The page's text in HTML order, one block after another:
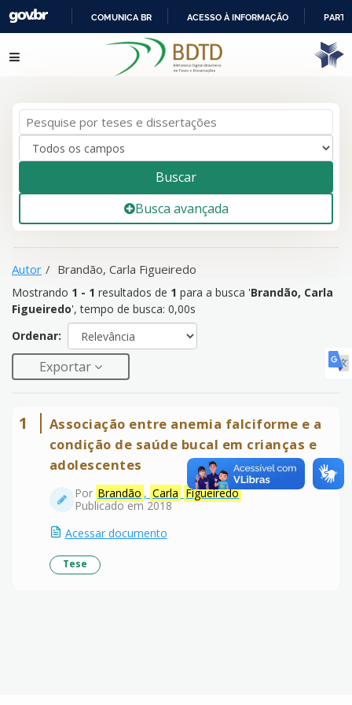
IR
PARA
COMUNICA BR ACESSO À INFORMAÇÃO
resultados de 1para a busca '
Brandão, Carla
Figueiredo
Pular para o conteúdo
Buscar
Busca avançada
Autor Brandão, Carla Figueiredo
Mostrando 1 - 1 resultados de 1 para a busca 'Brandão, Carla
Figueiredo', tempo de busca: 0,00s
Ordenar:
Exportar
1
Associação entre anemia falciforme e a
condição de saúde bucal em crianças e
adolescentes
Por Brandão , Carla Figueiredo
Publicado em 2018
Acessar documento
Tese